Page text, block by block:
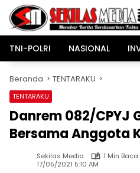
Langsung
konten
TNI-POLRI
NASIONAL
Beranda TENTARAKU
TENTARAKU
Danrem 082/CPYJ
Bersama Anggota
Sekilas Media
1 Min Baca
17/05/2021 5:10 AM